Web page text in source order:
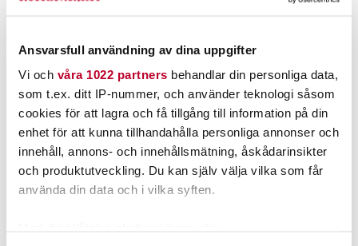
Ansvarsfull användning av dina uppgifter
Vi och våra 1022 partners behandlar din personliga data,
som t.ex. ditt IP-nummer, och använder teknologi såsom
cookies för att lagra och få tillgång till information på din
enhet för att kunna tillhandahålla personliga annonser och
innehåll, annons- och innehållsmätning, åskådarinsikter
och produktutveckling. Du kan själv välja vilka som får
använda din data och i vilka syften.
Flatnose Mini 9cm, 7gr,
Tobias Search Pack 5-pack
Pris:99,00 kr99,00 kr
LÄS MER
Mikado Jaws Jighead 10g
3st
Nuvarande pris:
25,00 krTidigare pris:
28,00 kr
25,00 kr
28,00 kr